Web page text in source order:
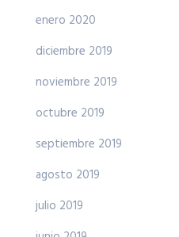
enero 2020
diciembre 2019
noviembre 2019
octubre 2019
septiembre 2019
agosto 2019
julio 2019